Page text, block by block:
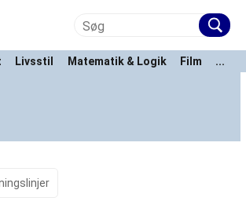
Livsstil Matematik & Logik Film ...